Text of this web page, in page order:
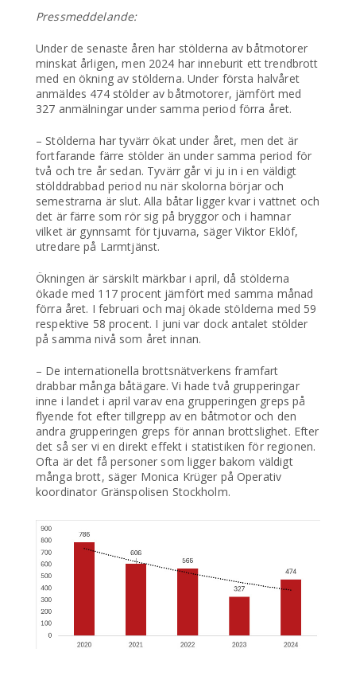
Pressmeddelande:
Under de senaste åren har stölderna av båtmotorer
minskat årligen, men 2024 har inneburit ett trendbrott
med en ökning av stölderna. Under första halvåret
anmäldes 474 stölder av båtmotorer, jämfört med
327 anmälningar under samma period förra året.
– Stölderna har tyvärr ökat under året, men det är
fortfarande färre stölder än under samma period för
två och tre år sedan. Tyvärr går vi ju in i en väldigt
stölddrabbad period nu när skolorna börjar och
semestrarna är slut. Alla båtar ligger kvar i vattnet och
det är färre som rör sig på bryggor och i hamnar
vilket är gynnsamt för tjuvarna, säger Viktor Eklöf,
utredare på Larmtjänst.
Ökningen är särskilt märkbar i april, då stölderna
ökade med 117 procent jämfört med samma månad
förra året. I februari och maj ökade stölderna med 59
respektive 58 procent. I juni var dock antalet stölder
på samma nivå som året innan.
– De internationella brottsnätverkens framfart
drabbar många båtägare. Vi hade två grupperingar
inne i landet i april varav ena grupperingen greps på
flyende fot efter tillgrepp av en båtmotor och den
andra grupperingen greps för annan brottslighet. Efter
det så ser vi en direkt effekt i statistiken för regionen.
Ofta är det få personer som ligger bakom väldigt
många brott, säger Monica Krüger på Operativ
koordinator Gränspolisen Stockholm.